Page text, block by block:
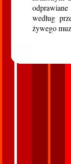
według
żywego